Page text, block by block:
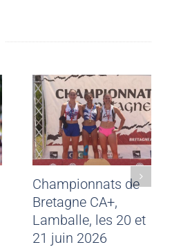
Championnats de
Bretagne CA+,
Lamballe, les 20 et
21 juin 2026